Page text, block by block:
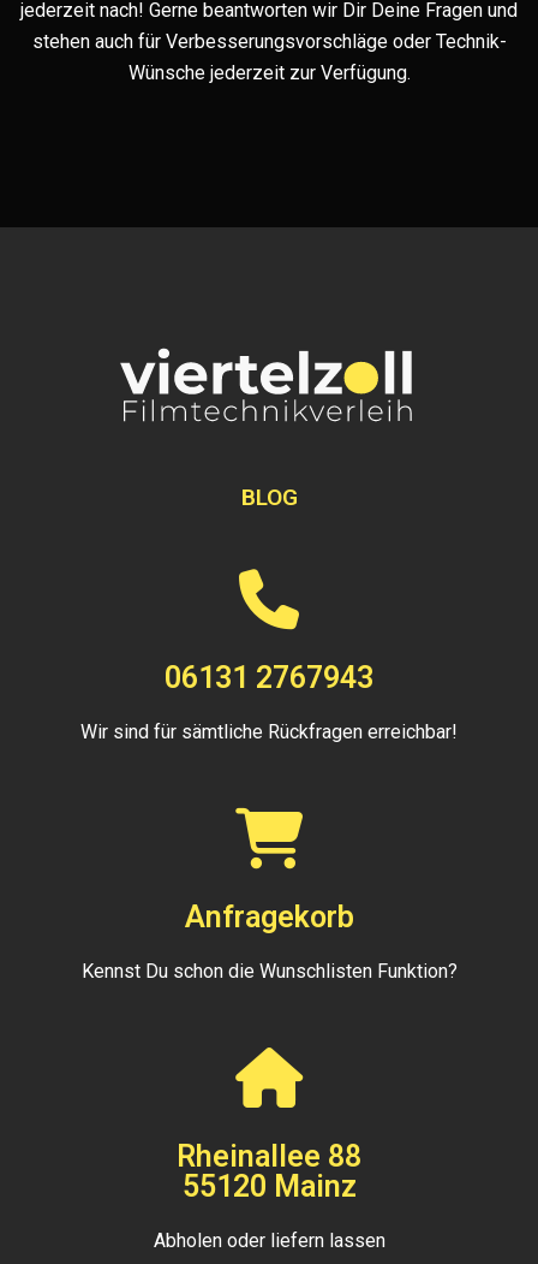
jederzeit nach! Gerne beantworten wir Dir Deine Fragen und
stehen auch für Verbesserungsvorschläge oder Technik-
Wünsche jederzeit zur Verfügung.
BLOG
06131 2767943
Wir sind für sämtliche Rückfragen erreichbar!
Anfragekorb
Kennst Du schon die Wunschlisten Funktion?
Rheinallee 88
55120 Mainz
Abholen oder liefern lassen